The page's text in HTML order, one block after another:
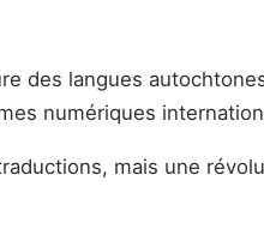
des langues
numériques
mais une